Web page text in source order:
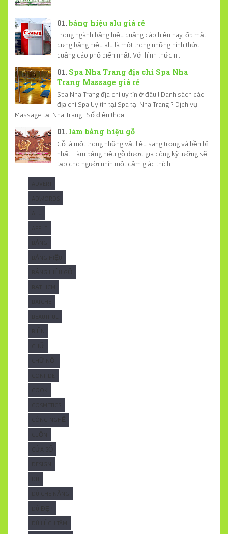
bảng hiệu alu giá rẻ
Trong ngành bảng hiệu quảng cáo hiện nay, ốp mặt
dựng bảng hiệu alu là một trong những hình thức
quảng cáo phổ biến nhất. Với hình thức n...
Spa Nha Trang địa chỉ Spa Nha
Trang Massage giá rẻ
Spa Nha Trang địa chỉ uy tín ở đâu ! Danh sách các
địa chỉ Spa Uy tín tại Spa tại Nha Trang ? Dịch vụ
Massage tại Nha Trang ! Số điện thoạ...
làm bảng hiệu gỗ
Gỗ là một trong những vật liệu sang trọng và bền bỉ
nhất. Làm bảng hiệu gỗ được gia công kỹ lưỡng sẽ
tạo cho người nhìn một cảm giác thích...
ADVERT
ADWORDS
ALU
APPLE
BẢNG HIỆU
BẢNG HIỆU GỖ
BẠT HCM
BATCHE
BEAUTIFUL
BIỂN
CHỮ
CHỮ NỔI
COSMETICS
CÔNG NGHỆ
CUỐN
CỬA SỔ
DÙ ĐẸP
DÙ LỆCH TÂM